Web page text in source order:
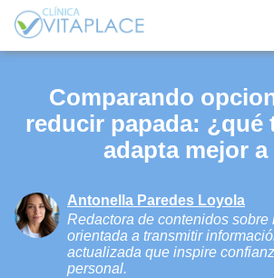
Comparando
reducir papada: ¿qué
adapta mejor
Antonella Paredes Loyola
Redactora de contenidos sobre
orientada a transmitir
actualizada que inspire
personal.